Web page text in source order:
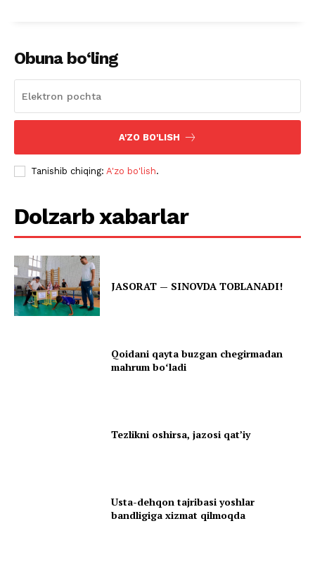
Obuna bo‘ling
A'ZO BO'LISH
Tanishib chiqing: A'zo bo'lish.
Dolzarb xabarlar
JASORAT — SINOVDA TOBLANADI!
Qoidani qayta buzgan chegirmadan
mahrum boʻladi
Tezlikni oshirsa, jazosi qatʼiy
Usta-dehqon tajribasi yoshlar
bandligiga xizmat qilmoqda